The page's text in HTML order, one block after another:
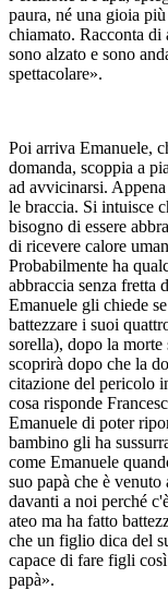
paura, né una gioia
chiamato. Racconta
sono alzato e sono
spettacolare».
Poi arriva Emanuele,
domanda, scoppia a
ad avvicinarsi.
le braccia. Si intuisce
bisogno di essere
di ricevere calore
Probabilmente ha
abbraccia senza fretta
Emanuele gli chiede
battezzare i suoi
sorella), dopo la
scoprirà dopo che la
citazione del pericolo
cosa risponde
Emanuele di poter
bambino gli ha
come Emanuele
suo papà che è
davanti a noi perché
ateo ma ha fatto
che un figlio dica del
capace di fare figli
papà».